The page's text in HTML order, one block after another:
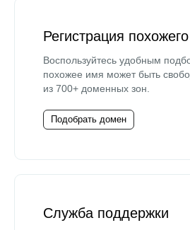
Регистрация
Воспользуйтесь удобным
похожее имя может быть
из 700+ доменных зон.
Подобрать домен
Служба поддержки